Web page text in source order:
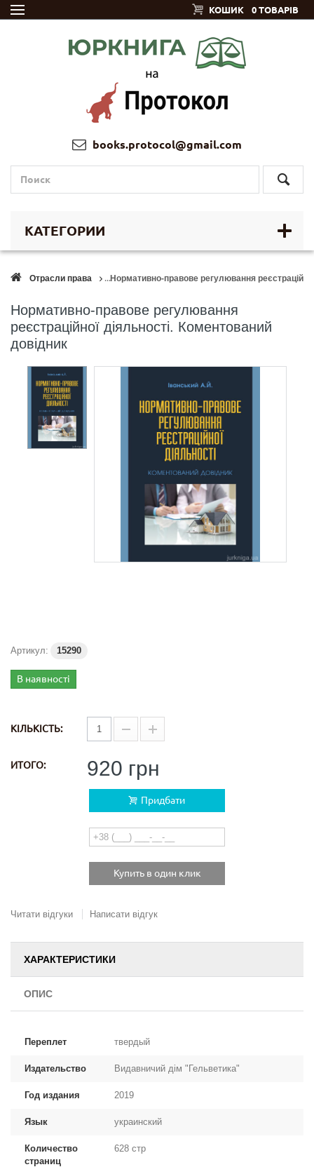
КОШИК 0 ТОВАРІВ
books.protocol@gmail.com
КАТЕГОРИИ
Отрасли права Нормативно-правове регулювання
Нормативно-правове регулювання
реєстраційної діяльності. Коментований
довідник
Артикул: 15290
В наявності
КІЛЬКІСТЬ:
ИТОГО: 920 грн
Придбати
Купить в один клик
Читати відгуки Написати відгук
ХАРАКТЕРИСТИКИ
ОПИС
Переплет твердый
Издательство Видавничий дім "Гельветика"
Год издания 2019
Язык украинский
Количество
страниц
628 стр